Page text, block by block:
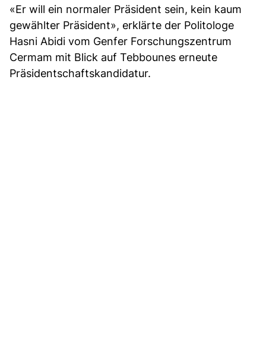
«Er will ein normaler Präsident sein, kein kaum
gewählter Präsident», erklärte der Politologe
Hasni Abidi vom Genfer Forschungszentrum
Cermam mit Blick auf Tebbounes erneute
Präsidentschaftskandidatur.